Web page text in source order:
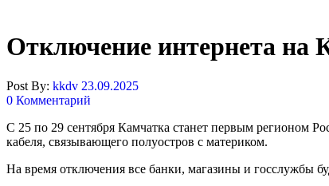
Отключение интернета на
Post By: kkdv 23.09.2025
0 Комментарий
С 25 по 29 сентября Камчатка станет первым регионом
кабеля, связывающего полуостров с материком.
На время отключения все банки, магазины и госслужбы